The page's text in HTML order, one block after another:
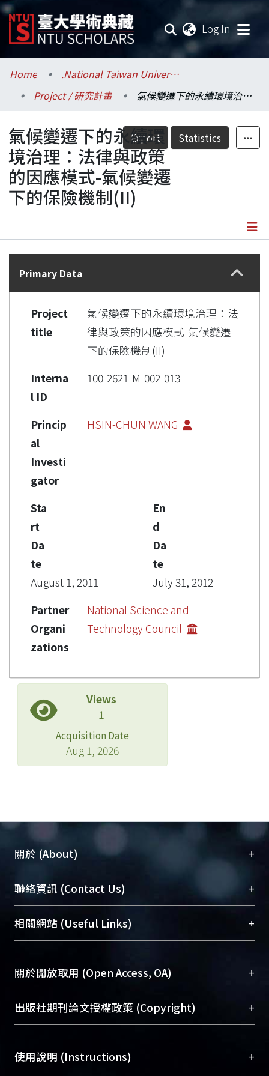
Log In
Communities & Collections
Research Outputs
Fundings & Projects
Researchers
Organizations
Home
.National Taiwan University / 國立臺灣大學
Project / 研究計畫
氣候變遷下的永續環境治理：法律與政策的因應模式-氣候變遷下的保險機制(II)
Export Statistics
氣候變遷下的永續環
境治理：法律與政策
的因應模式-氣候變遷
下的保險機制(II)
Details
Primary Data
Project
title
氣候變遷下的永續環境治理：法
律與政策的因應模式-氣候變遷
下的保險機制(II)
Interna
l ID
100-2621-M-002-013-
Princip
al
Investi
gator
HSIN-CHUN WANG
Sta
rt
Da
te
August 1, 2011
En
d
Da
te
July 31, 2012
Partner
Organi
zations
National Science and
Technology Council
Views
1
Acquisition Date
Aug 1, 2026
關於 (About) +
臺大位居世界頂尖大學之列，為永久珍藏及向國際
展現本校豐碩的研究成果及學術能量，圖書館整合
機構典藏（NTUR）與學術庫（AH）不同功能平
台，成為臺大學術典藏NTU scholars。期能整合研
成果。
To permanently archive and promote researcher
profiles and scholarly works, Library integrates the
services of “NTU Repository” with “Academic
聯絡資訊 (Contact Us) +
總館學科館員(Main Library)
醫學圖書館學科館員(Medical Library)
Sciences Library)
相關網站 (Useful Links) +
關於開放取用 (Open Access, OA) +
開放取用是從使用者角度提升資訊取用性的社會運
動，應用在學術研究上是透過將研究著作公開供使
用逐年攀升。同時可加速研究發展、提升研究影響
出版社期刊論文授權政策 (Copyright) +
含部分內容的版權非匯入者所有，或由第三方贊
助與合作完成，請確認該版權所有者及第三方同
使用說明 (Instructions) +